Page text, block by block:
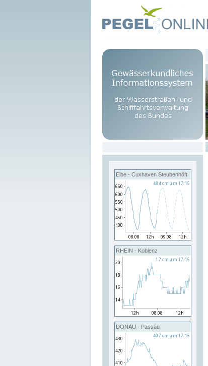
Elbe - Cuxhaven Steubenhöft
RHEIN - Koblenz
DONAU - Passau